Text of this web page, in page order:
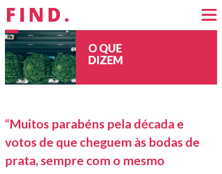
FIND.
O QUE
DIZEM
“Muitos parabéns pela década e
votos de que cheguem às bodas de
prata, sempre com o mesmo